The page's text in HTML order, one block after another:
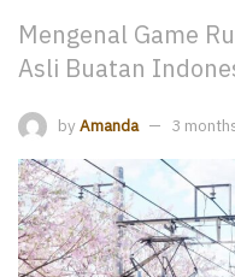
Mengenal Game
Asli Buatan
by Amanda 3